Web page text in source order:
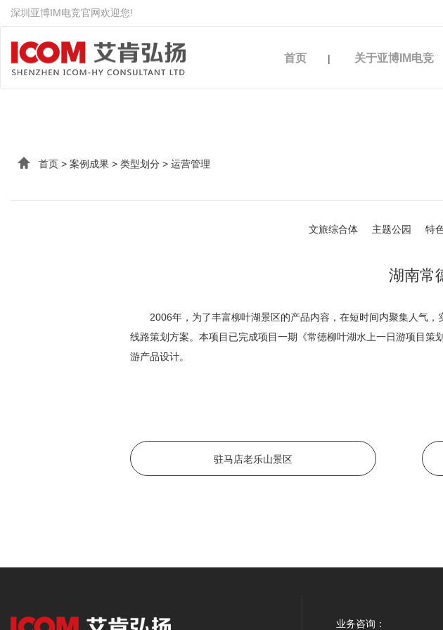
IM(股份有限公司)电竞-电子竞技平台
深圳亚博IM电竞官网欢迎您!
首页 | 关于亚博IM电竞
首页 > 案例成果 > 类型划分 > 运营管理
文旅综合体 主题公园 特
湖南常
2006年，为了丰富柳叶湖景区的产品内容，在短时间内聚集人气，
线路策划方案。本项目已完成项目一期《常德柳叶湖水上一日游项目
游产品设计。
驻马店老乐山景区
业务咨询：